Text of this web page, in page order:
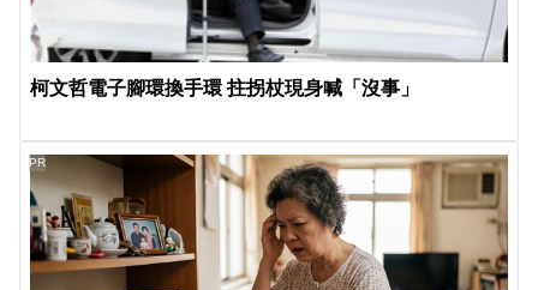
柯文哲電子腳環換手環 拄拐杖現身喊「沒事」
PR